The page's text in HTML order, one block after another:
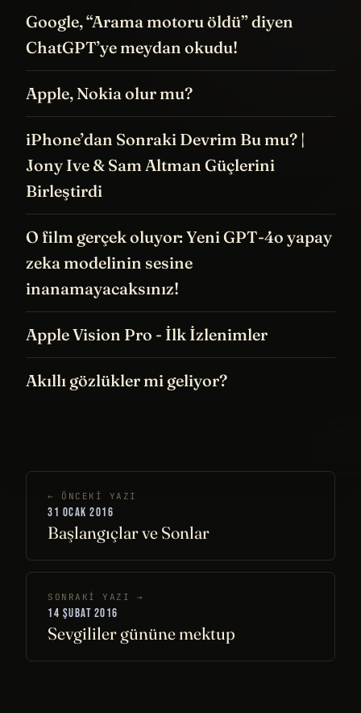
Google, “Arama motoru öldü” diyen
ChatGPT’ye meydan okudu!
Apple, Nokia olur mu?
iPhone’dan Sonraki Devrim Bu mu? |
Jony Ive & Sam Altman Güçlerini
Birleştirdi
O film gerçek oluyor: Yeni GPT-4o yapay
zeka modelinin sesine
inanamayacaksınız!
Apple Vision Pro - İlk İzlenimler
Akıllı gözlükler mi geliyor?
← ÖNCEKI YAZI
31 OCAK 2016
Başlangıçlar ve Sonlar
SONRAKI YAZI →
14 ŞUBAT 2016
Sevgililer gününe mektup